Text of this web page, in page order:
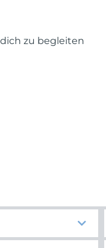
zu begleiten